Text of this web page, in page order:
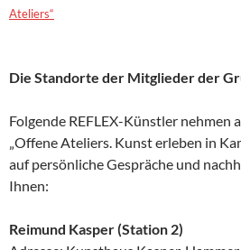
Ateliers“
Die Standorte der Mitglieder der
Folgende REFLEX-Künstler nehmen
„Offene Ateliers. Kunst erleben in
auf persönliche Gespräche und
Ihnen:
Reimund Kasper (Station 2)